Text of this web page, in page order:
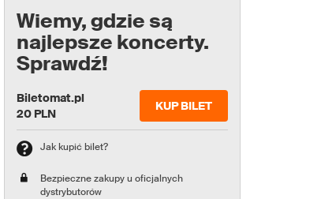
Wiemy, gdzie są
najlepsze koncerty.
Sprawdź!
Biletomat.pl
20 PLN
KUP BILET
Jak kupić bilet?
Bezpieczne zakupy u oficjalnych
dystrybutorów